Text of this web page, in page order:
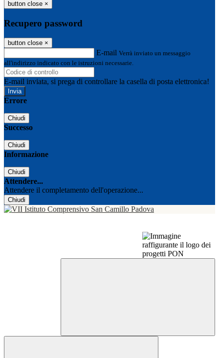
button close ×
Recupero password
button close ×
E-mail Verrà inviato un messaggio
all'indirizzo indicato con le istruzioni necessarie.
E-mail inviata, si prega di controllare la casella di posta elettronica!
Errore
Chiudi
Successo
Chiudi
Informazione
Chiudi
Attendere...
Attendere il completamento dell'operazione...
Chiudi